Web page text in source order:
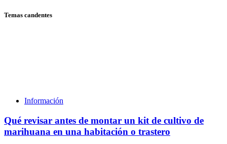
Temas candentes
Información
Qué revisar antes de montar un kit de cultivo de
marihuana en una habitación o trastero